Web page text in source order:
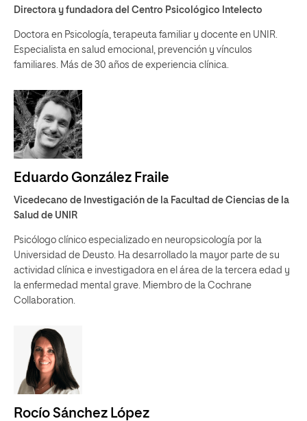
Directora y fundadora del Centro Psicológico Intelecto
Doctora en Psicología, terapeuta familiar y docente en UNIR.
Especialista en salud emocional, prevención y vínculos
familiares. Más de 30 años de experiencia clínica.
Eduardo González Fraile
Vicedecano de Investigación de la Facultad de Ciencias de la
Salud de UNIR
Psicólogo clínico especializado en neuropsicología por la
Universidad de Deusto. Ha desarrollado la mayor parte de su
actividad clínica e investigadora en el área de la tercera edad y
la enfermedad mental grave. Miembro de la Cochrane
Collaboration.
Rocío Sánchez López